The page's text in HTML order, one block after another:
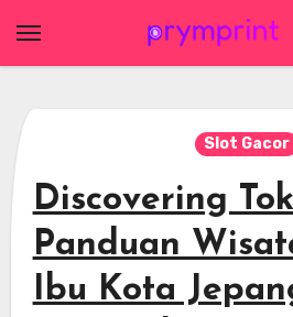
Slot Gacor
Discovering
Panduan
Ibu Kota